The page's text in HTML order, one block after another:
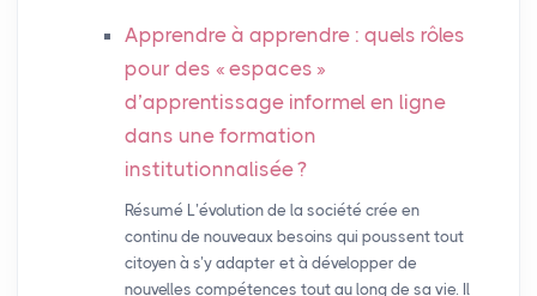
Apprendre à apprendre : quels rôles
pour des « espaces »
d’apprentissage informel en ligne
dans une formation
institutionnalisée?
Résumé L’évolution de la société crée en
continu de nouveaux besoins qui poussent tout
citoyen à s’y adapter et à développer de
nouvelles compétences tout au long de sa vie. Il